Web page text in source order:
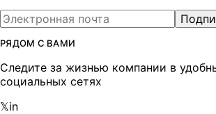
РЯДОМ С ВАМИ
Следите за жизнью компании в
социальных сетях
𝕏in